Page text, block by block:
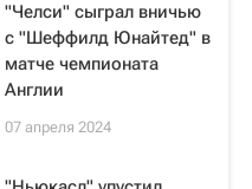
"Челси" сыграл вничью
с "Шеффилд Юнайтед" в
матче чемпионата
Англии
07 апреля 2024